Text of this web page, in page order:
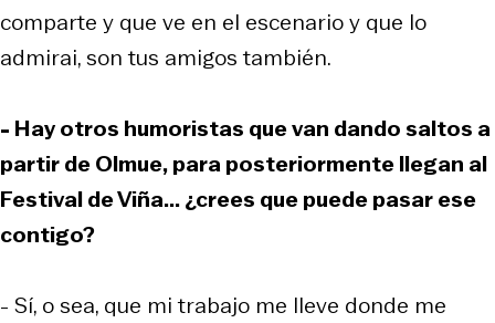
comparte y que ve en el escenario y que lo
admirai, son tus amigos también.
- Hay otros humoristas que van dando saltos a
partir de Olmue, para posteriormente llegan al
Festival de Viña... ¿crees que puede pasar ese
contigo?
- Sí, o sea, que mi trabajo me lleve donde me